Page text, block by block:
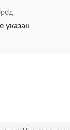
указан